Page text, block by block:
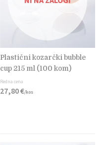
plastični kozarčki bubble
cup 215 ml (100 kom)
Redna cena
27,80€/kos